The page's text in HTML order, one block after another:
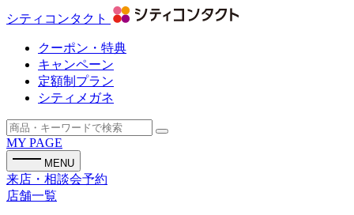
シティコンタクト
クーポン・特典
キャンペーン
定額制プラン
シティメガネ
MY PAGE
MENU
来店・相談会予約
店舗一覧